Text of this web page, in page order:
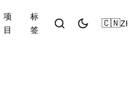
项
目
标
签
🇨🇳ZH